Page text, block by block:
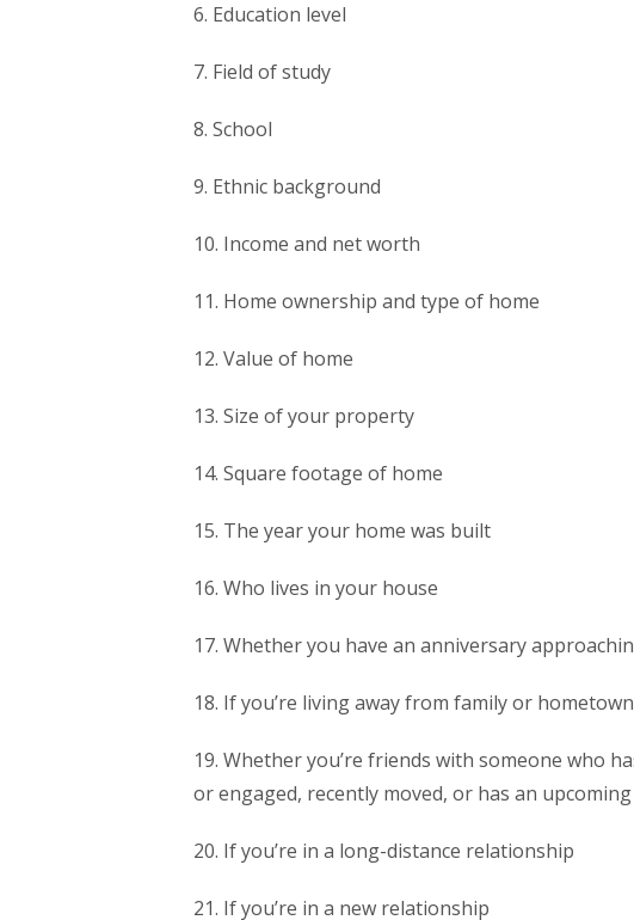
6. Education level
7. Field of study
8. School
9. Ethnic background
10. Income and net worth
11. Home ownership and type of home
12. Value of home
13. Size of your property
14. Square footage of home
15. The year your home was built
16. Who lives in your house
17. Whether you have an anniversary
18. If you’re living away from family or hometown
19. Whether you’re friends with someone who
or engaged, recently moved, or has an
20. If you’re in a long-distance relationship
21. If you’re in a new relationship